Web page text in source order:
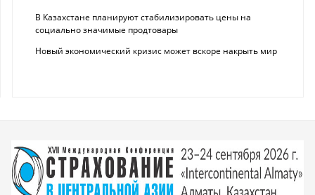
В Казахстане планируют стабилизировать цены на
социально значимые продтовары
Новый экономический кризис может вскоре накрыть мир